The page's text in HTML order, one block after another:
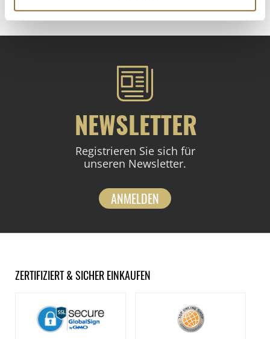
NEWSLETTER
Registrieren Sie sich für
unseren Newsletter.
ANMELDEN
ZERTIFIZIERT & SICHER EINKAUFEN